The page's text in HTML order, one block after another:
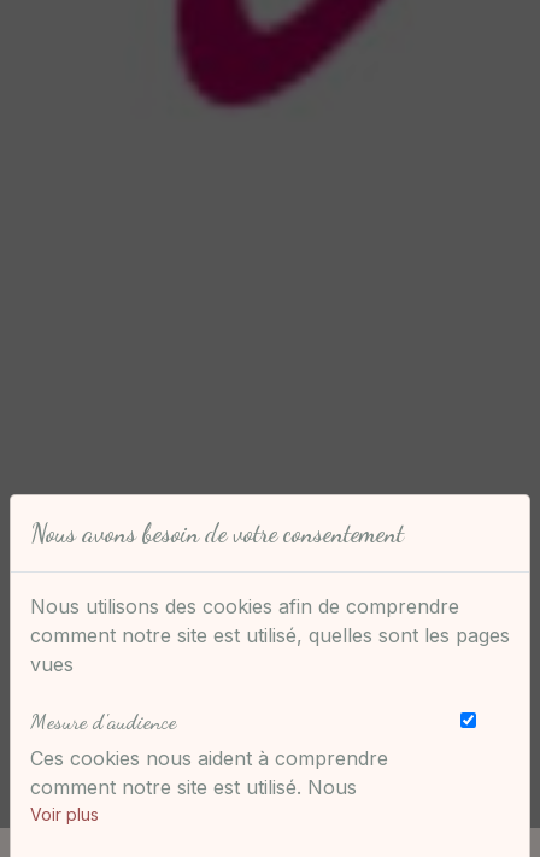
Nous avons besoin de votre consentement
Nous utilisons des cookies afin de comprendre
comment notre site est utilisé, quelles sont les pages
vues
Mesure d'audience
Ces cookies nous aident à comprendre
comment notre site est utilisé. Nous
savons quelles pages sont les plus vues,
Voir plus